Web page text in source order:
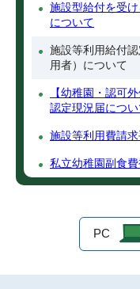
施設型給付を受
について
施設等利用給付
用者）について
【幼稚園・認可
認定現況届につい
施設等利用費請
私立幼稚園副食
PC